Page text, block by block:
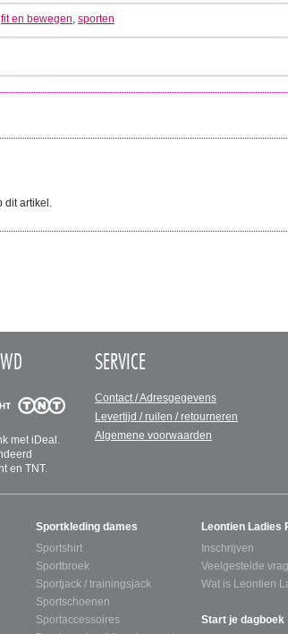
fit en bewegen, sporten
dit artikel.
met iDeal.
en TNT.
SERVICE
Contact / Adresgegevens
Levertijd / ruilen / retourneren
Algemene voorwaarden
Sportkleding dames
Sportshirt
Sportbroek
Sportjack / trainingsjack
Sportschoenen
Sportaccessoires
Leontien Ladies
Inschrijven
Veelgestelde
Wat is Leontien
Start je dagboek